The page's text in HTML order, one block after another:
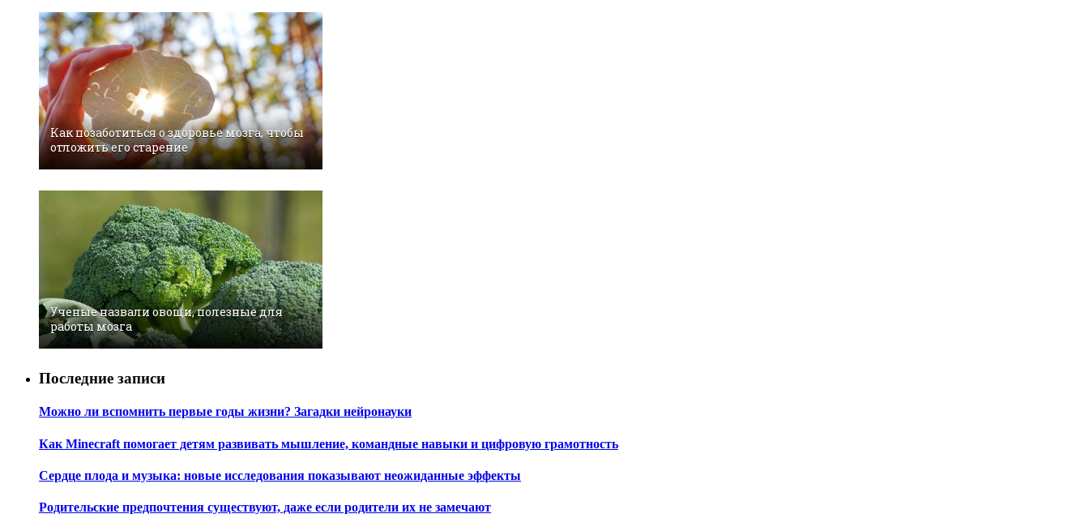
Как позаботиться о здоровье мозга, чтобы
отложить его старение
Ученые назвали овощи, полезные для
работы мозга
Последние записи
Можно ли вспомнить первые годы жизни? Загадки нейронауки
Как Minecraft помогает детям развивать мышление, командные навыки и цифровую грамотность
Сердце плода и музыка: новые исследования показывают неожиданные эффекты
Родительские предпочтения существуют, даже если родители их не замечают